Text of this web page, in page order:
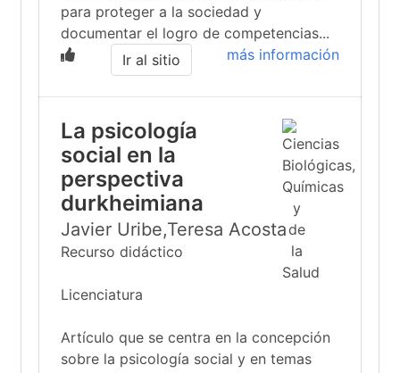
para proteger a la sociedad y
documentar el logro de competencias...
más información
Ir al sitio
La psicología
social en la
perspectiva
durkheimiana
Javier Uribe,Teresa Acosta
Recurso didáctico
Licenciatura
Artículo que se centra en la concepción
sobre la psicología social y en temas